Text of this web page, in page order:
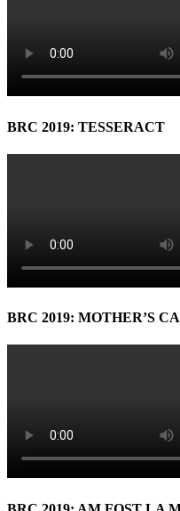
BRC 2019: TESSERACT
BRC 2019: MOTHER’S